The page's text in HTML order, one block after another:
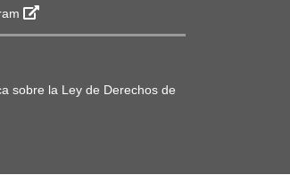
sobre la Ley de Derechos de